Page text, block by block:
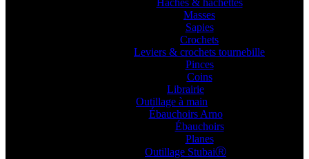
Hâches & hachettes
Masses
Sapies
Crochets
Leviers & crochets tournebille
Pinces
Coins
Librairie
Outillage à main
Ébauchoirs Arno
Ébauchoirs
Planes
Outillage StubaiⓇ